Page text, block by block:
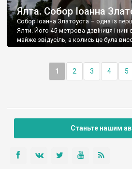
Ялта. Собор Іоанна
Собор Іоанна Златоуста – одна із
Ялти. Його 45-метрова дзвіниця і нині
майже звідусіль, а колись це була
1 2 3 4 5
Станьте нашим